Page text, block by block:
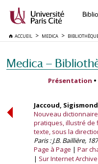
ACCUEIL MEDICA
Medica —
Présentation •
Jaccoud,
Nouveau
pratiques, illustré de
texte, sous la
Paris : J.B. Baillière,
Page à Page
Par
Sur Internet Archive